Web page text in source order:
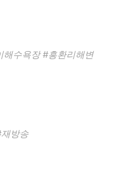
수욕장 #흥환리해변
방송